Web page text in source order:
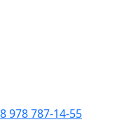
8 978 787-14-55